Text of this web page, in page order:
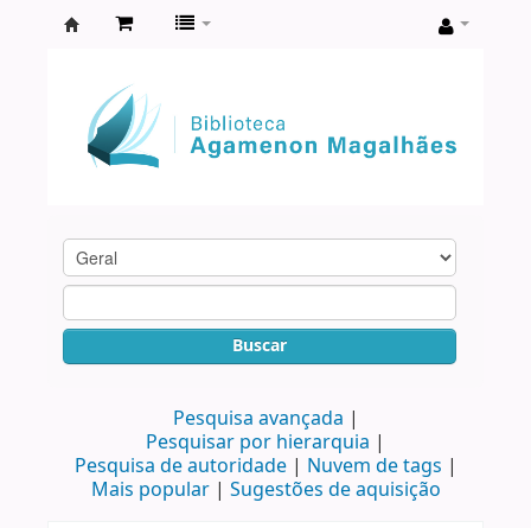
Agamenon
Magalhães
Buscar
Pesquisa avançada
Pesquisar por hierarquia
Pesquisa de autoridade
Nuvem de tags
Mais popular
Sugestões de aquisição